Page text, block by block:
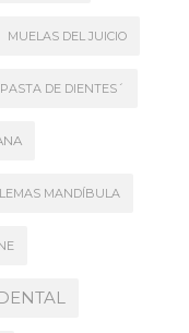
MUELAS DEL JUICIO
PASTA DE DIENTES´
MANDÍBULA